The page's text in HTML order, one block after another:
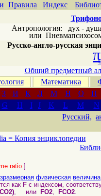
Правила Индекс
Антропология: дух - душа
или
Русско-англо-русская
π
Общий предметный
Математика
З И К Л М Н О П
G H I J K L M N
Русский,
= Копия энциклопедии
ratio ]
физическая величина
как F с индексом,
, или FO2, FCO2.